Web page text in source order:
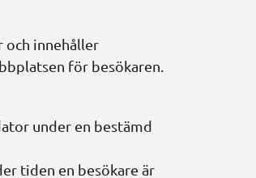
och innehåller
för besökaren.
under en bestämd
tiden en besökare är